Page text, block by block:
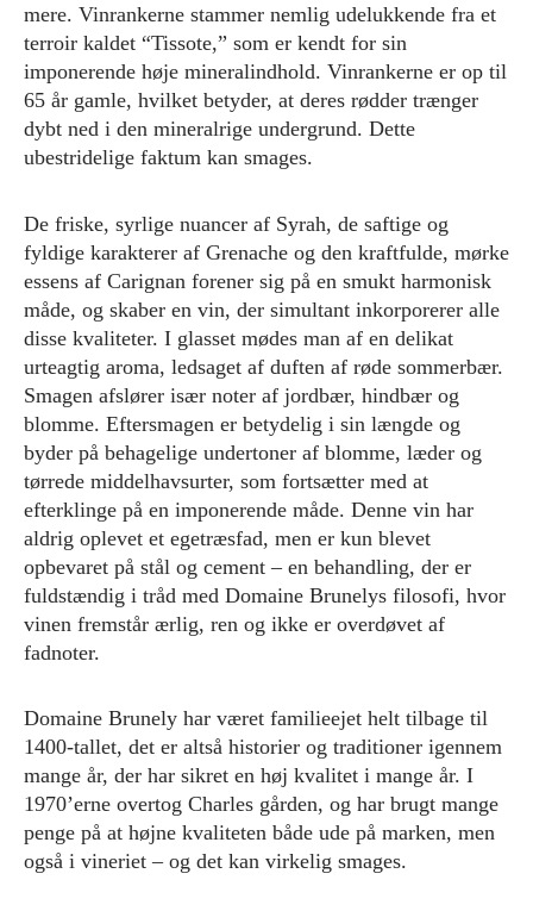
mere. Vinrankerne stammer nemlig udelukkende fra et
terroir kaldet “Tissote,” som er kendt for sin
imponerende høje mineralindhold. Vinrankerne er op til
65 år gamle, hvilket betyder, at deres rødder trænger
dybt ned i den mineralrige undergrund. Dette
ubestridelige faktum kan smages.
De friske, syrlige nuancer af Syrah, de saftige og
fyldige karakterer af Grenache og den kraftfulde, mørke
essens af Carignan forener sig på en smukt harmonisk
måde, og skaber en vin, der simultant inkorporerer alle
disse kvaliteter. I glasset mødes man af en delikat
urteagtig aroma, ledsaget af duften af røde sommerbær.
Smagen afslører især noter af jordbær, hindbær og
blomme. Eftersmagen er betydelig i sin længde og
byder på behagelige undertoner af blomme, læder og
tørrede middelhavsurter, som fortsætter med at
efterklinge på en imponerende måde. Denne vin har
aldrig oplevet et egetræsfad, men er kun blevet
opbevaret på stål og cement – en behandling, der er
fuldstændig i tråd med Domaine Brunelys filosofi, hvor
vinen fremstår ærlig, ren og ikke er overdøvet af
fadnoter.
Domaine Brunely har været familieejet helt tilbage til
1400-tallet, det er altså historier og traditioner igennem
mange år, der har sikret en høj kvalitet i mange år. I
1970’erne overtog Charles gården, og har brugt mange
penge på at højne kvaliteten både ude på marken, men
også i vineriet – og det kan virkelig smages.